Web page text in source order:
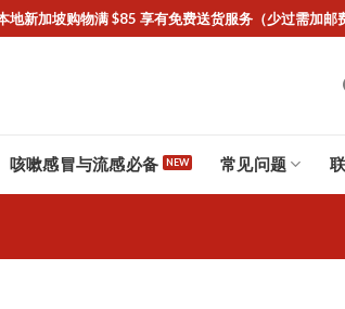
新加坡购物满 $85 享有免费送货服务（少过需加邮
咳嗽感冒与流感必备 常见问题